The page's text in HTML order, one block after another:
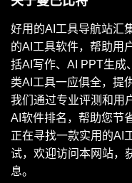
好用的AI工具导航站汇
的AI工具软件，帮助用
括AI写作、AI PPT生成
类AI工具一应俱全，提
我们通过专业评测和用
AI软件排名，帮助您节
正在寻找一款实用的AI
试，欢迎访问本网站，
息。